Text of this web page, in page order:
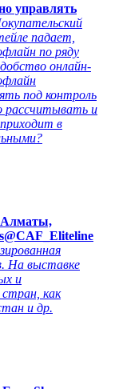
управлять
падает,
по ряду
онлайн-
под контроль
рассчитывать и
в
Алматы,
На выставке
и
как
и др.